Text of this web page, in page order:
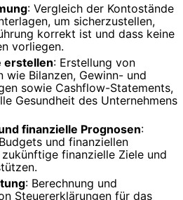
: Vergleich der Kontostände
um sicherzustellen,
korrekt ist und dass keine
vorliegen.
erstellen: Erstellung von
wie Bilanzen, Gewinn- und
sowie Cashflow-Statements,
Gesundheit des Unternehmens
finanzielle Prognosen:
und finanziellen
finanzielle Ziele und
: Berechnung und
Steuererklärungen für das